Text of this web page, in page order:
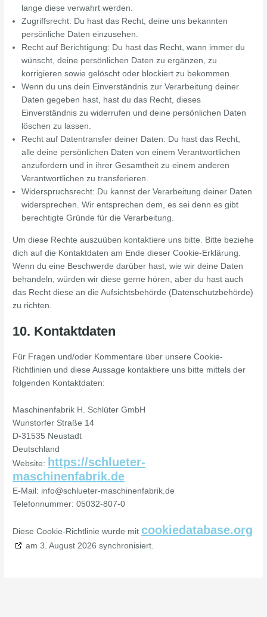
lange diese verwahrt werden.
Zugriffsrecht: Du hast das Recht, deine uns bekannten
persönliche Daten einzusehen.
Recht auf Berichtigung: Du hast das Recht, wann immer du
wünscht, deine persönlichen Daten zu ergänzen, zu
korrigieren sowie gelöscht oder blockiert zu bekommen.
Wenn du uns dein Einverständnis zur Verarbeitung deiner
Daten gegeben hast, hast du das Recht, dieses
Einverständnis zu widerrufen und deine persönlichen Daten
löschen zu lassen.
Recht auf Datentransfer deiner Daten: Du hast das Recht,
alle deine persönlichen Daten von einem Verantwortlichen
anzufordern und in ihrer Gesamtheit zu einem anderen
Verantwortlichen zu transferieren.
Widerspruchsrecht: Du kannst der Verarbeitung deiner Daten
widersprechen. Wir entsprechen dem, es sei denn es gibt
berechtigte Gründe für die Verarbeitung.
Um diese Rechte auszuüben kontaktiere uns bitte. Bitte beziehe
dich auf die Kontaktdaten am Ende dieser Cookie-Erklärung.
Wenn du eine Beschwerde darüber hast, wie wir deine Daten
behandeln, würden wir diese gerne hören, aber du hast auch
das Recht diese an die Aufsichtsbehörde (Datenschutzbehörde)
zu richten.
10. Kontaktdaten
Für Fragen und/oder Kommentare über unsere Cookie-
Richtlinien und diese Aussage kontaktiere uns bitte mittels der
folgenden Kontaktdaten:
Maschinenfabrik H. Schlüter GmbH
Wunstorfer Straße 14
D-31535 Neustadt
Deutschland
Website: https://schlueter-
maschinenfabrik.de
E-Mail: info@schlueter-maschinenfabrik.de
Telefonnummer: 05032-807-0
Diese Cookie-Richtlinie wurde mitcookiedatabase.org
am 3. August 2026 synchronisiert.